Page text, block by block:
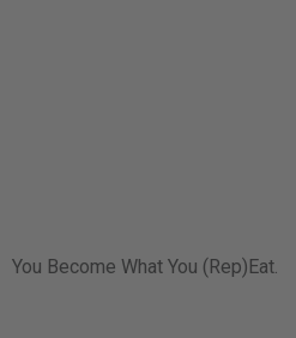
You Become What You (Rep)Eat.